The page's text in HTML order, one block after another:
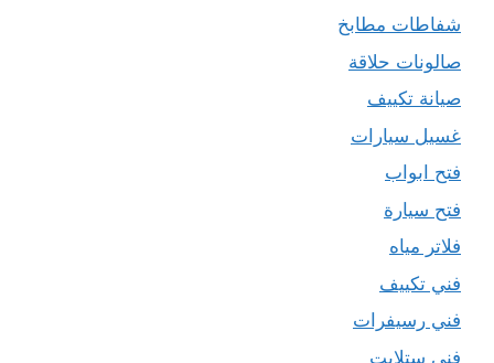
شفاطات مطابخ
صالونات حلاقة
صيانة تكييف
غسيل سيارات
فتح ابواب
فتح سيارة
فلاتر مياه
فني تكييف
فني رسيفرات
فني ستلايت